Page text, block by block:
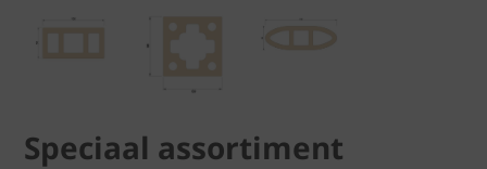
Speciaal assortiment